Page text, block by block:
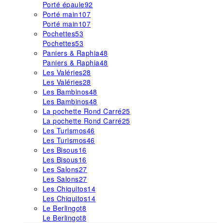
Porté épaule92
Porté main107
Porté main107
Pochettes53
Pochettes53
Paniers & Raphia48
Paniers & Raphia48
Les Valéries28
Les Valéries28
Les Bambinos48
Les Bambinos48
La pochette Rond Carré25
La pochette Rond Carré25
Les Turismos46
Les Turismos46
Les Bisous16
Les Bisous16
Les Salons27
Les Salons27
Les Chiquitos14
Les Chiquitos14
Le Berlingot8
Le Berlingot8